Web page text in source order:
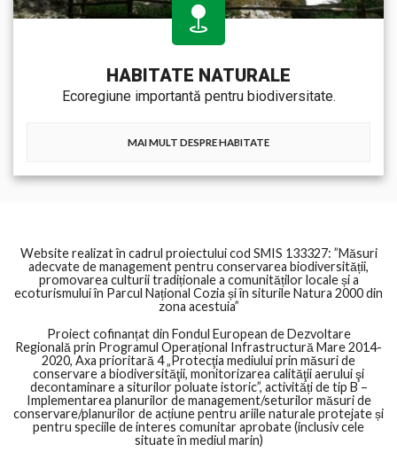
HABITATE NATURALE
Ecoregiune importantă pentru biodiversitate.
MAI MULT DESPRE HABITATE
Website realizat în cadrul proiectului cod SMIS 133327: ”Măsuri
adecvate de management pentru conservarea biodiversității,
promovarea culturii tradiționale a comunităților locale și a
ecoturismului în Parcul Național Cozia și în siturile Natura 2000 din
zona acestuia”
Proiect cofinanțat din Fondul European de Dezvoltare
Regională prin Programul Operațional Infrastructură Mare 2014-
2020, Axa prioritară 4 „Protecţia mediului prin măsuri de
conservare a biodiversităţii, monitorizarea calităţii aerului şi
decontaminare a siturilor poluate istoric”, activități de tip B –
Implementarea planurilor de management/seturilor măsuri de
conservare/planurilor de acțiune pentru ariile naturale protejate și
pentru speciile de interes comunitar aprobate (inclusiv cele
situate în mediul marin)